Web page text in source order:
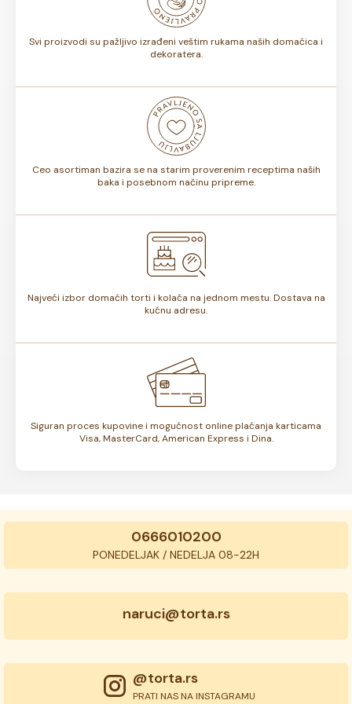
Svi proizvodi su pažljivo izrađeni veštim rukama naših domaćica i
dekoratera.
Ceo asortiman bazira se na starim proverenim receptima naših
baka i posebnom načinu pripreme.
Najveći izbor domaćih torti i kolača na jednom mestu. Dostava na
kućnu adresu.
Siguran proces kupovine i mogućnost online plaćanja karticama
Visa, MasterCard, American Express i Dina.
0666010200
PONEDELJAK / NEDELJA 08-22H
naruci@torta.rs
@torta.rs
PRATI NAS NA INSTAGRAMU